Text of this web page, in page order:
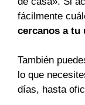
fácilmente
cercanos a tu
También
lo que
días, hasta